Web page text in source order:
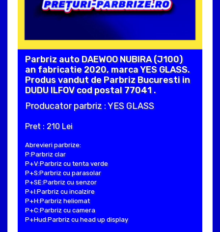
Parbriz auto DAEWOO NUBIRA (J100)
an fabricatie 2020, marca YES GLASS.
Produs vandut de Parbriz Bucuresti in
DUDU ILFOV cod postal 77041 .
Producator parbriz : YES GLASS
Pret : 210 Lei
Abrevieri parbrize:
P:Parbriz clar
P+V:Parbriz cu tenta verde
P+S:Parbriz cu parasolar
P+SE:Parbriz cu senzor
P+I:Parbriz cu incalzire
P+H:Parbriz heliomat
P+C:Parbriz cu camera
P+Hud:Parbriz cu head up display